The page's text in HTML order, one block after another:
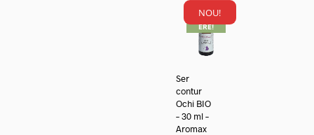
NOU!
REDUC
ERE!
Ser
contur
Ochi BIO
– 30 ml –
Aromax